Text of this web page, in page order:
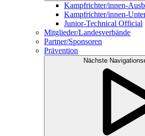
Kampfrichter/innen-
Kampfrichter/innen-
Junior-Technical Official
Mitglieder/Landesverbände
Partner/Sponsoren
Prävention
Nächste